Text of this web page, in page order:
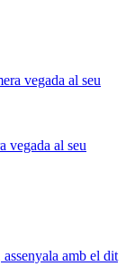
vegada al seu